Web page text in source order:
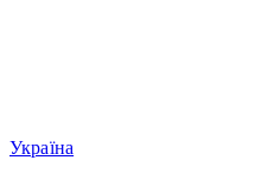
Україна